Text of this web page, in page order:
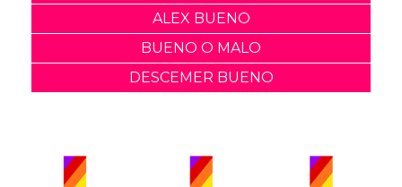
ALEX BUENO
BUENO O MALO
DESCEMER BUENO